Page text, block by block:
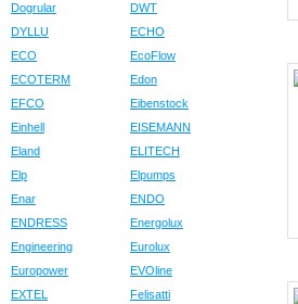
Dogrular
DWT
DYLLU
ECHO
ECO
EcoFlow
ECOTERM
Edon
EFCO
Eibenstock
Einhell
EISEMANN
Eland
ELITECH
Elp
Elpumps
Enar
ENDO
ENDRESS
Energolux
Engineering
Eurolux
Europower
EVOline
EXTEL
Felisatti